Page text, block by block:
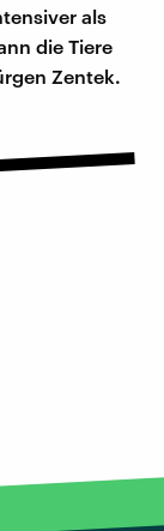
als
die Tiere
Zentek.